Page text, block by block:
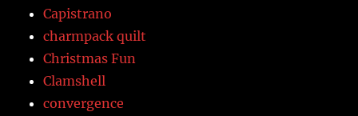
Capistrano
charmpack quilt
Christmas Fun
Clamshell
convergence